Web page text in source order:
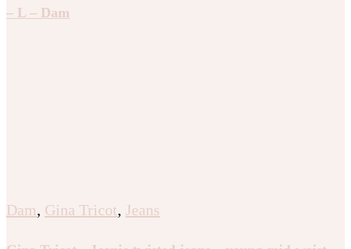
– L – Dam
Dam, Gina Tricot, Jeans